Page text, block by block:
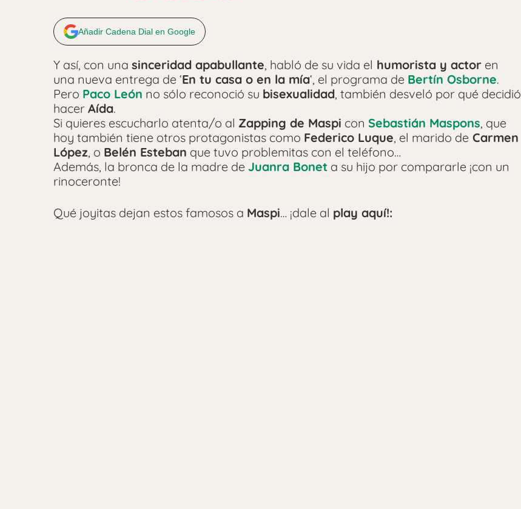
Añadir Cadena Dial en Google
Y así, con una sinceridad apabullante, habló de su vida el humorista y actor en
una nueva entrega de ‘En tu casa o en la mía‘, el programa de Bertín Osborne.
Pero Paco León no sólo reconoció su bisexualidad, también desveló por qué decidió
hacer Aída.
Si quieres escucharlo atenta/o al Zapping de Maspi con Sebastián Maspons, que
hoy también tiene otros protagonistas como Federico Luque, el marido de Carmen
López, o Belén Esteban que tuvo problemitas con el teléfono…
Además, la bronca de la madre de Juanra Bonet a su hijo por compararle ¡con un
rinoceronte!
Qué joyitas dejan estos famosos a Maspi… ¡dale al play aquí!: